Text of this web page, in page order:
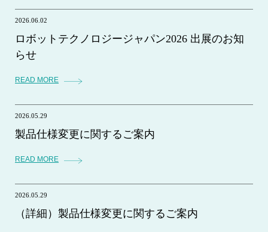
2026.06.02
ロボットテクノロジージャパン2026 出展のお知
らせ
READ MORE
2026.05.29
製品仕様変更に関するご案内
READ MORE
2026.05.29
（詳細）製品仕様変更に関するご案内